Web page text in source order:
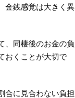
金銭感覚は大きく異
、同棲後のお金の負
おくことが大切で
合に見合わない負担